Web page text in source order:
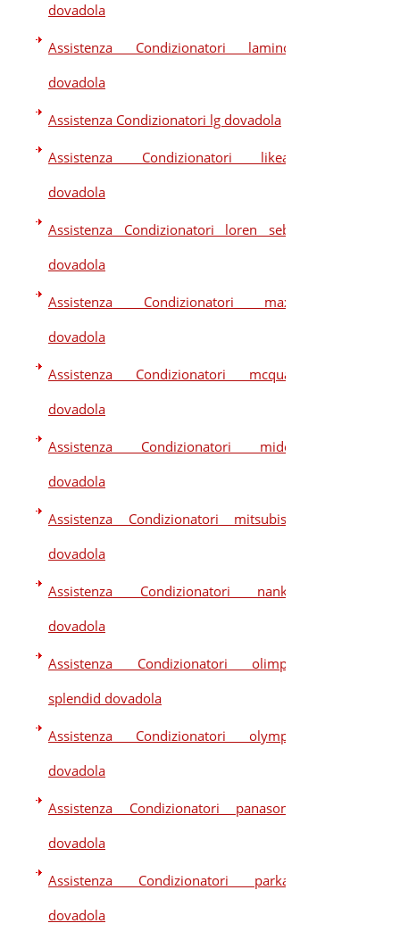
dovadola
Assistenza Condizionatori laminox
dovadola
Assistenza Condizionatori lg dovadola
Assistenza Condizionatori likeair
dovadola
Assistenza Condizionatori loren sebo
dovadola
Assistenza Condizionatori maxa
dovadola
Assistenza Condizionatori mcquay
dovadola
Assistenza Condizionatori midea
dovadola
Assistenza Condizionatori mitsubishi
dovadola
Assistenza Condizionatori nankaj
dovadola
Assistenza Condizionatori olimpia
splendid dovadola
Assistenza Condizionatori olympic
dovadola
Assistenza Condizionatori panasonic
dovadola
Assistenza Condizionatori parkair
dovadola